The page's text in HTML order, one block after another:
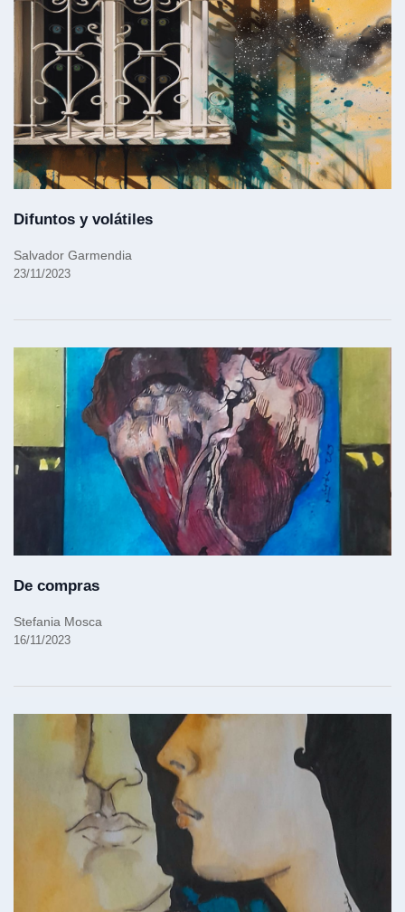
Difuntos y volátiles
Salvador Garmendia
23/11/2023
De compras
Stefania Mosca
16/11/2023